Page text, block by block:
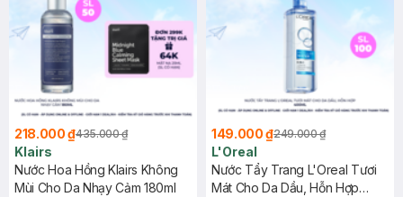
218.000 ₫435.000 ₫
Klairs
Nước Hoa Hồng Klairs Không
Mùi Cho Da Nhạy Cảm 180ml
149.000 ₫249.000 ₫
L'Oreal
Nước Tẩy Trang L'Oreal Tươi
Mát Cho Da Dầu, Hỗn Hợp